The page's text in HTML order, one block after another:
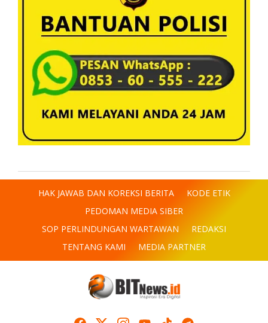
HAK JAWAB DAN KOREKSI BERITA
KODE ETIK
PEDOMAN MEDIA SIBER
SOP PERLINDUNGAN WARTAWAN
REDAKSI
TENTANG KAMI
MEDIA PARTNER